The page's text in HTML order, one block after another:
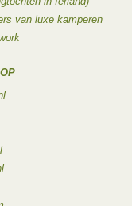
van luxe kamperen